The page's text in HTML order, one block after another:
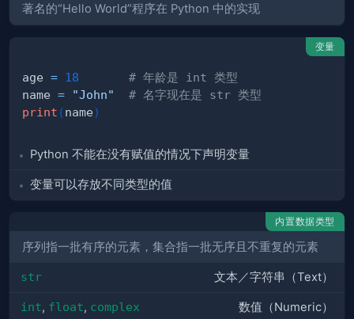
著名的“Hello World”程序在 Python 中的实现
变量
age = 18
# 年龄是 int 类型
name = "John"
# 名字现在是 str 类型
print (name)
Python 不能在没有赋值的情况下声明变量
变量可以存放不同类型的值
内置数据类型
序列指一批有序的元素，集合指一批无序且不重复的元素
str 文本／字符串（Text）
int, float, complex 数值（Numeric）